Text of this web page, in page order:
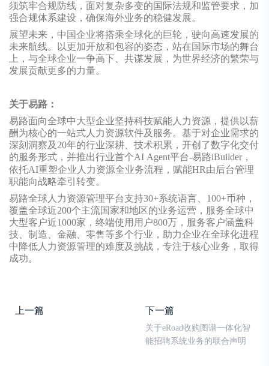
须筑牢合规防线，面对复杂多变的国际法规和监管要求，加
强合规体系建设，确保海外业务的稳健发展。
展望未来，中国企业将搭乘全球化的巨轮，驶向高速发展的
未来航线。以更加开放和包容的姿态，站在国际市场的舞台
上，与全球企业一争高下、共谋发展，为世界经济的繁荣与
发展贡献更多的力量。
关于易路：
易路面向全球中大型企业坚持科技赋能人力资源，提供以薪
酬为核心的一站式人力资源软件及服务。基于对企业需求的
深刻洞察及20年的行业深耕、技术积累，开创了数字化交付
的服务形式，并推出行业首个AI Agent平台-易路iBuilder，
依托AI重塑企业人力资源全业务流程，赋能HR由后台管理
职能向战略牵引转变。
易路全球人力资源管理平台支持30+系统语言、100+币种，
覆盖全球近200个主流国家和地区的业务运营，服务全球中
大型客户近1000家，终端使用用户800万，服务客户涵盖科
技、制造、金融、零售等多个行业，助力企业在全球化进程
中降低人力资源管理的难度及挑战，专注于核心业务，取得
成功。
上一篇 下一篇
关于eRoad收购图谱一体化智
能招聘系统业务的联合声明